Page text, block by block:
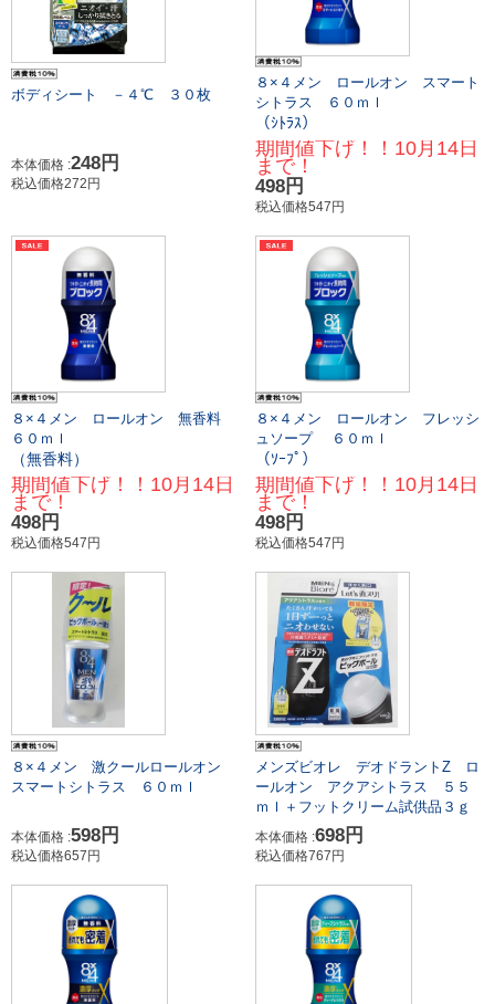
ボディシート －４℃ ３０枚
本体価格 :248円
税込価格272円
８×４メン ロールオン スマート
シトラス ６０ｍｌ
（ｼﾄﾗｽ）
期間値下げ！！10月14日
まで！
498円
税込価格547円
８×４メン ロールオン 無香料
６０ｍｌ
（無香料）
期間値下げ！！10月14日
まで！
498円
税込価格547円
８×４メン ロールオン フレッシ
ュソープ ６０ｍｌ
（ｿｰﾌﾟ）
期間値下げ！！10月14日
まで！
498円
税込価格547円
８×４メン 激クールロールオン
スマートシトラス ６０ｍｌ
本体価格 :598円
税込価格657円
メンズビオレ デオドラントZ ロ
ールオン アクアシトラス ５５
ｍｌ＋フットクリーム試供品３ｇ
本体価格 :698円
税込価格767円